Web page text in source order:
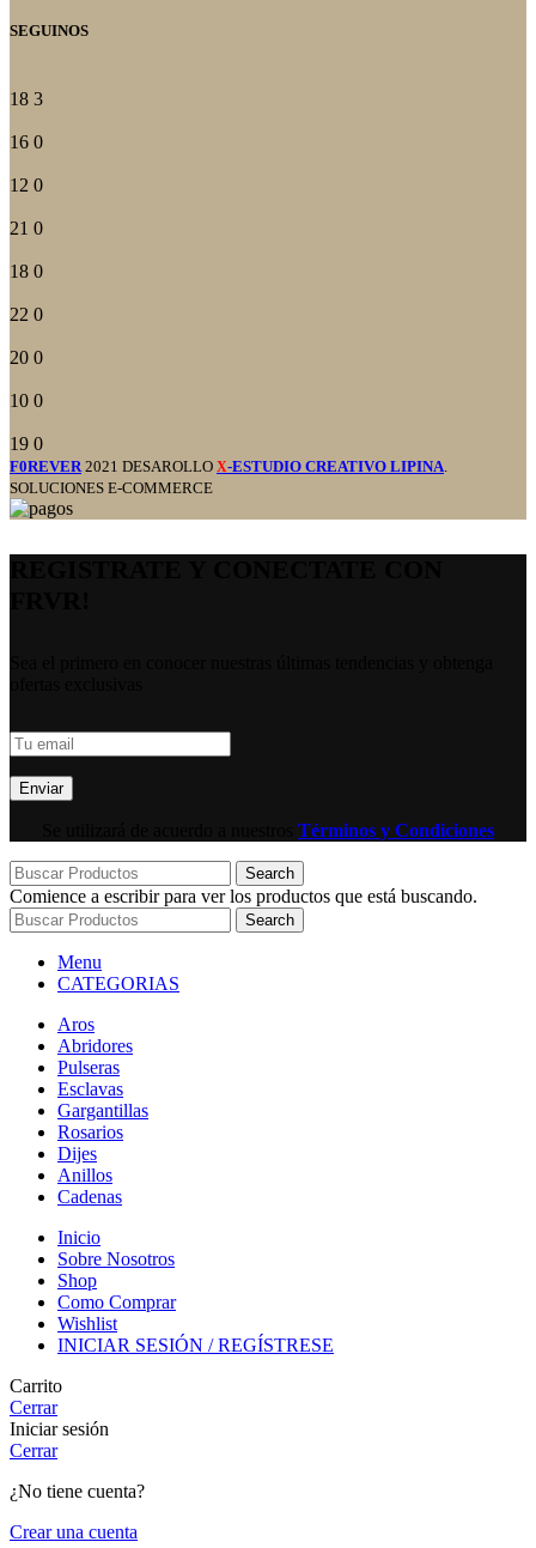
SEGUINOS
18 3
16 0
12 0
21 0
18 0
22 0
20 0
10 0
19 0
F0REVER 2021 DESAROLLO X-ESTUDIO CREATIVO LIPINA.
SOLUCIONES E-COMMERCE
Términos y Condiciones
Search
Comience a escribir para ver los productos que está buscando.
Search
Menu
CATEGORIAS
Aros
Abridores
Pulseras
Esclavas
Gargantillas
Rosarios
Dijes
Anillos
Cadenas
Inicio
Sobre Nosotros
Shop
Como Comprar
Wishlist
INICIAR SESIÓN / REGÍSTRESE
Carrito
Cerrar
Iniciar sesión
Cerrar
¿No tiene cuenta?
Crear una cuenta